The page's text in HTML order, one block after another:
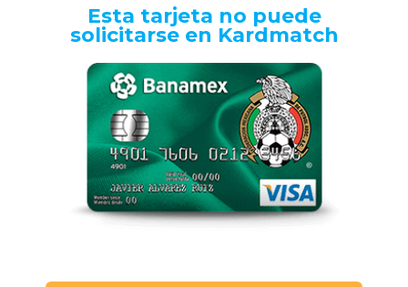
Esta tarjeta no puede
solicitarse en Kardmatch